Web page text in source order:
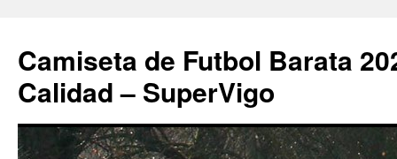
Camiseta de Futbol Barata
Calidad – SuperVigo